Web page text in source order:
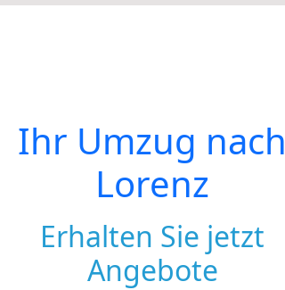
Ihr Umzug nach
Lorenz
Erhalten Sie jetzt
Angebote